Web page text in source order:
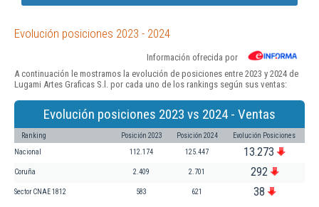
Evolución posiciones 2023 - 2024
Información ofrecida por
A continuación le mostramos la evolución de posiciones entre 2023 y 2024 de
Lugami Artes Graficas S.l. por cada uno de los rankings según sus ventas:
Evolución posiciones 2023 vs 2024 - Ventas
Ranking Posición 2023 Posición 2024 Evolución Posiciones
Nacional 112.174 125.447 13.273
Coruña 2.409 2.701 292
Sector CNAE 1812 583 621 38